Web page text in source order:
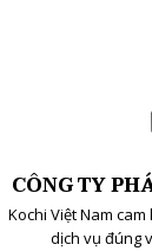
CÔNG TY
Kochi Việt Nam
dịch vụ đúng